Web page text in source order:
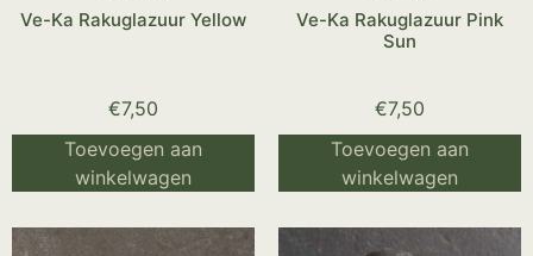
Ve-Ka Rakuglazuur Yellow
€7,50
Toevoegen aan
winkelwagen
Ve-Ka Rakuglazuur Pink
Sun
€7,50
Toevoegen aan
winkelwagen